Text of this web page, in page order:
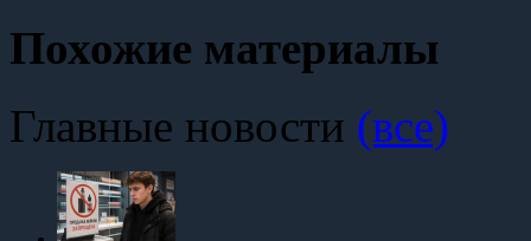
Похожие материалы
Главные новости (все)